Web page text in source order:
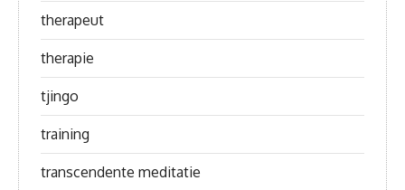
therapeut
therapie
tjingo
training
transcendente meditatie